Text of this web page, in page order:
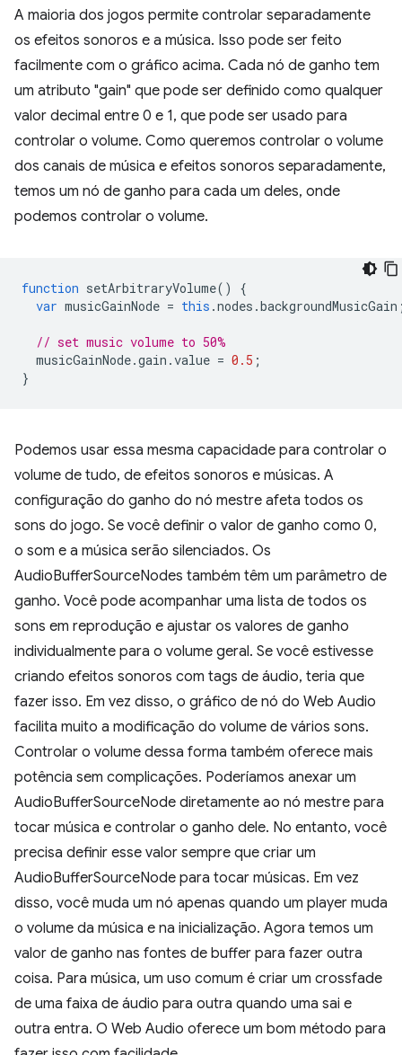
A maioria dos jogos permite controlar separadamente
os efeitos sonoros e a música. Isso pode ser feito
facilmente com o gráfico acima. Cada nó de ganho tem
um atributo "gain" que pode ser definido como qualquer
valor decimal entre 0 e 1, que pode ser usado para
controlar o volume. Como queremos controlar o volume
dos canais de música e efeitos sonoros separadamente,
temos um nó de ganho para cada um deles, onde
podemos controlar o volume.
function setArbitraryVolume()
{
var musicGainNode = this .nodes .backgroundMusicGain
// set music volume to 50%
musicGainNode.gain .value = 0.5 ;
}
Podemos usar essa mesma capacidade para controlar o
volume de tudo, de efeitos sonoros e músicas. A
configuração do ganho do nó mestre afeta todos os
sons do jogo. Se você definir o valor de ganho como 0,
o som e a música serão silenciados. Os
AudioBufferSourceNodes também têm um parâmetro de
ganho. Você pode acompanhar uma lista de todos os
sons em reprodução e ajustar os valores de ganho
individualmente para o volume geral. Se você estivesse
criando efeitos sonoros com tags de áudio, teria que
fazer isso. Em vez disso, o gráfico de nó do Web Audio
facilita muito a modificação do volume de vários sons.
Controlar o volume dessa forma também oferece mais
potência sem complicações. Poderíamos anexar um
AudioBufferSourceNode diretamente ao nó mestre para
tocar música e controlar o ganho dele. No entanto, você
precisa definir esse valor sempre que criar um
AudioBufferSourceNode para tocar músicas. Em vez
disso, você muda um nó apenas quando um player muda
o volume da música e na inicialização. Agora temos um
valor de ganho nas fontes de buffer para fazer outra
coisa. Para música, um uso comum é criar um crossfade
de uma faixa de áudio para outra quando uma sai e
outra entra. O Web Audio oferece um bom método para